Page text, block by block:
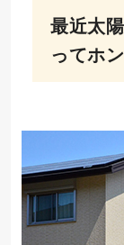
最近太
ってホ